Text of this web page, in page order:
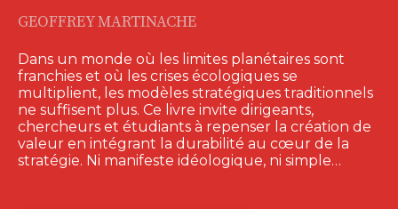
GEOFFREY MARTINACHE
Dans un monde où les limites planétaires sont
franchies et où les crises écologiques se
multiplient, les modèles stratégiques traditionnels
ne suffisent plus. Ce livre invite dirigeants,
chercheurs et étudiants à repenser la création de
valeur en intégrant la durabilité au cœur de la
stratégie. Ni manifeste idéologique, ni simple…